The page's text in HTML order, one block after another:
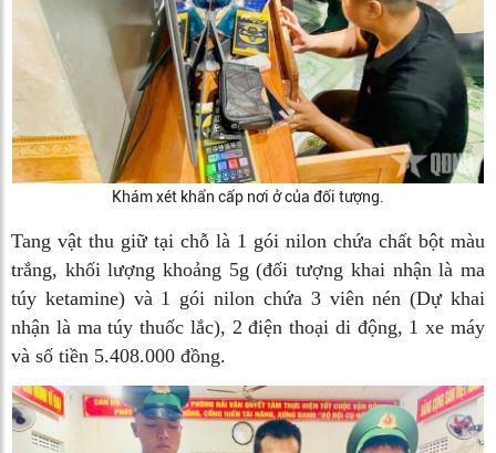
Khám xét khẩn cấp nơi ở của đối tượng.
Tang vật thu giữ tại chỗ là 1 gói nilon chứa chất bột màu
trắng, khối lượng khoảng 5g (đối tượng khai nhận là ma
túy ketamine) và 1 gói nilon chứa 3 viên nén (Dự khai
nhận là ma túy thuốc lắc), 2 điện thoại di động, 1 xe máy
và số tiền 5.408.000 đồng.